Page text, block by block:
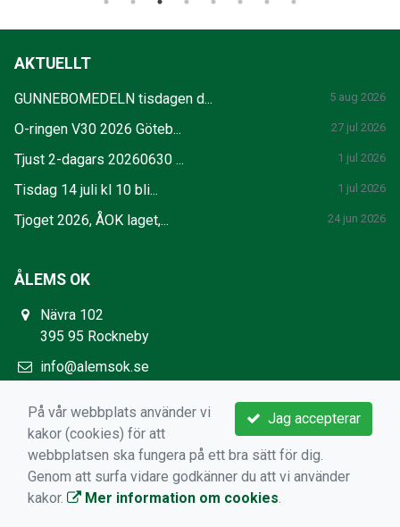
AKTUELLT
GUNNEBOMEDELN tisdagen d... 5 aug 2026
O-ringen V30 2026 Göteb... 27 jul 2026
Tjust 2-dagars 20260630 ... 1 jul 2026
Tisdag 14 juli kl 10 bli... 1 jul 2026
Tjoget 2026, ÅOK laget,... 24 jun 2026
ÅLEMS OK
Nävra 102
395 95 Rockneby
info@alemsok.se
Jag accepterar
På vår webbplats använder vi
kakor (cookies) för att
webbplatsen ska fungera på ett bra sätt för dig.
Genom att surfa vidare godkänner du att vi använder
kakor.
Mer information om cookies.